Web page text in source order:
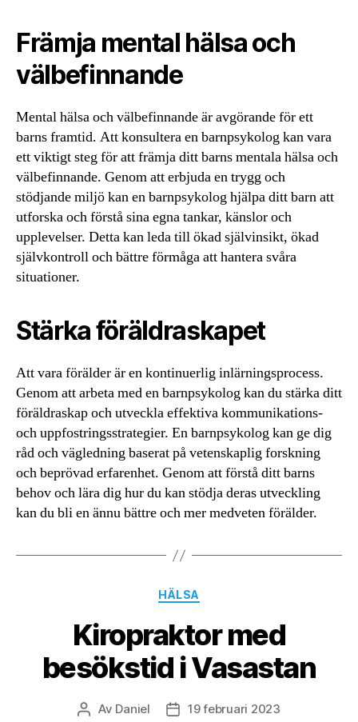
Främja mental hälsa och
välbefinnande
Mental hälsa och välbefinnande är avgörande för ett
barns framtid. Att konsultera en barnpsykolog kan vara
ett viktigt steg för att främja ditt barns mentala hälsa och
välbefinnande. Genom att erbjuda en trygg och
stödjande miljö kan en barnpsykolog hjälpa ditt barn att
utforska och förstå sina egna tankar, känslor och
upplevelser. Detta kan leda till ökad självinsikt, ökad
självkontroll och bättre förmåga att hantera svåra
situationer.
Stärka föräldraskapet
Att vara förälder är en kontinuerlig inlärningsprocess.
Genom att arbeta med en barnpsykolog kan du stärka ditt
föräldraskap och utveckla effektiva kommunikations-
och uppfostringsstrategier. En barnpsykolog kan ge dig
råd och vägledning baserat på vetenskaplig forskning
och beprövad erfarenhet. Genom att förstå ditt barns
behov och lära dig hur du kan stödja deras utveckling
kan du bli en ännu bättre och mer medveten förälder.
Kategorier
HÄLSA
Kiropraktor med
besökstid i Vasastan
Inläggsförfattare
Av Daniel Inläggsdatum
19 februari 2023